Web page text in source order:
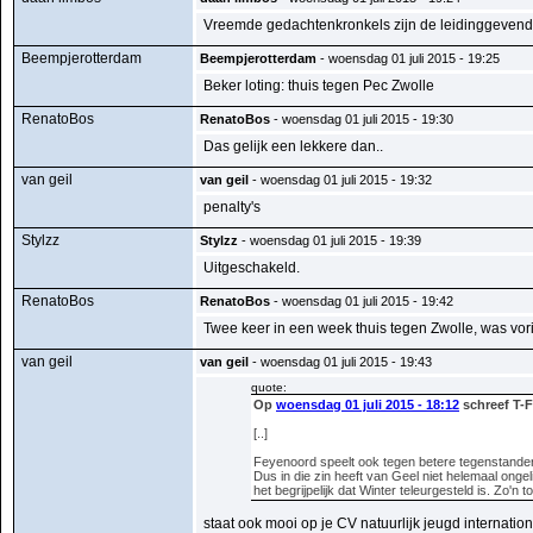
Vreemde gedachtenkronkels zijn de
Beempjerotterdam
Beempjerotterdam - woensdag 01 juli 2015 - 19:25
Beker loting: thuis tegen Pec Zwolle
RenatoBos
RenatoBos - woensdag 01 juli 2015 - 19:30
Das gelijk een lekkere dan..
van geil
van geil - woensdag 01 juli 2015 - 19:32
penalty's
Stylzz
Stylzz - woensdag 01 juli 2015 - 19:39
Uitgeschakeld.
RenatoBos
RenatoBos - woensdag 01 juli 2015 - 19:42
Twee keer in een week thuis tegen Zwolle, was
van geil
van geil - woensdag 01 juli 2015 - 19:43
quote:
Op woensdag 01 juli 2015 - 18:12 schreef T-
[..]
Feyenoord speelt ook tegen betere
Dus in die zin heeft van Geel niet helemaal
het begrijpelijk dat Winter teleurgesteld is. Zo'n
staat ook mooi op je CV natuurlijk jeugd